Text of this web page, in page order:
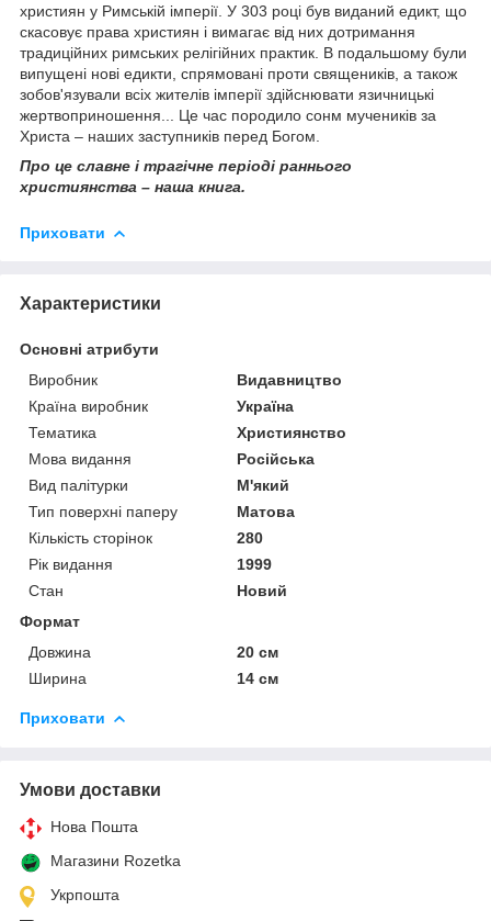
християн у Римській імперії. У 303 році був виданий едикт, що
скасовує права християн і вимагає від них дотримання
традиційних римських релігійних практик. В подальшому були
випущені нові едикти, спрямовані проти священиків, а також
зобов'язували всіх жителів імперії здійснювати язичницькі
жертвоприношення... Це час породило сонм мучеників за
Христа – наших заступників перед Богом.
Про це славне і трагічне періоді раннього
християнства – наша книга.
Приховати
Характеристики
Основні атрибути
Виробник
Видавництво
Країна виробник
Україна
Тематика
Християнство
Мова видання
Російська
Вид палітурки
М'який
Тип поверхні паперу
Матова
Кількість сторінок
280
Рік видання
1999
Стан
Новий
Формат
Довжина
20 см
Ширина
14 см
Приховати
Умови доставки
Нова Пошта
Магазини Rozetka
Укрпошта